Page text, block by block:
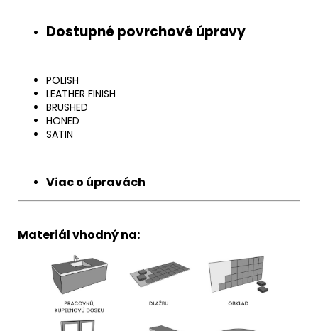
Dostupné povrchové úpravy
POLISH
LEATHER FINISH
BRUSHED
HONED
SATIN
Viac o úpravách
Materiál vhodný na: